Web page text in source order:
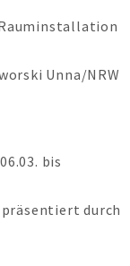
Unna/NRW
bis
durch